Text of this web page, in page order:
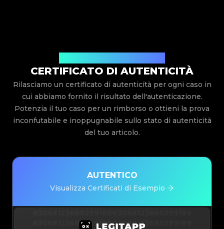
CERTIFICATO DI AUTENTICITÀ
Rilasciamo un certificato di autenticità per ogni caso in
cui abbiamo fornito il risultato dell'autenticazione.
Potenzia il tuo caso per un rimborso o ottieni la prova
inconfutabile e inoppugnabile sullo stato di autenticità
del tuo articolo.
AUTENTICO
Visualizza Certificati di Esempio
#3066123689299189#3066123689299189